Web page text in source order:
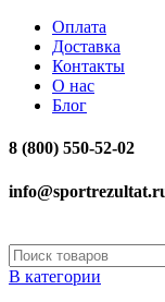
Оплата
Доставка
Контакты
О нас
Блог
8 (800) 550-52-02
В категории